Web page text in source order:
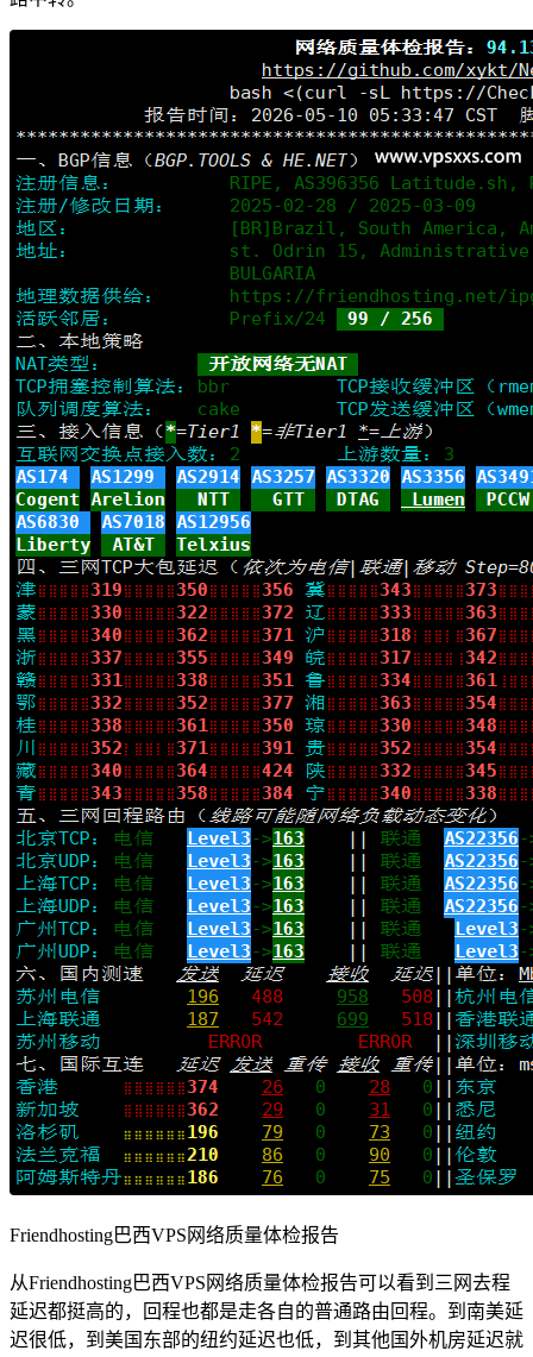
Friendhosting巴西VPS网络质量体检报告
从Friendhosting巴西VPS网络质量体检报告可以看到三网去程
延迟都挺高的，回程也都是走各自的普通路由回程。到南美延
迟很低，到美国东部的纽约延迟也低，到其他国外机房延迟就